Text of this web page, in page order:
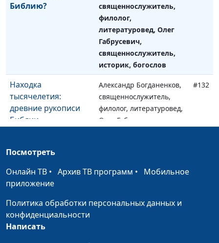
Библию?
священнослужитель,
филолог,
литературовед, Олег
Габрусевич,
священнослужитель,
историк, богослов
Находка
тысячелетия:
древние рукописи
Библии
Александр Богданенков,
священнослужитель,
филолог, литературовед,
Олег Габрусевич,
#132
иероглифы: тайны
дешифровки
священнослужитель,
священнослужитель,
Посмотреть
Онлайн ТВ • Архив ТВ программ • Мобильное
приложение
Политика обработки персональных данных и
конфиденциальности
Написать